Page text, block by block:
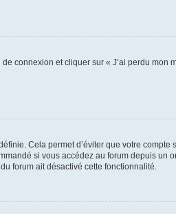
connexion et cliquer sur « J’ai perdu mon
Cela permet d’éviter que votre compte
si vous accédez au forum depuis un
forum ait désactivé cette fonctionnalité.